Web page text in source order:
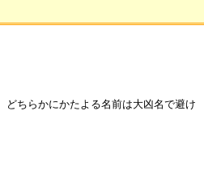
ちらかにかたよる名前は大凶名で避け